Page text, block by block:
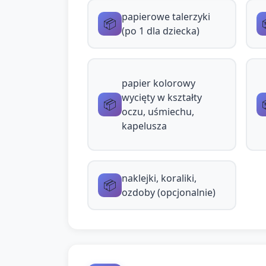
Indywidualne wsparcie i
Dzieci potrzebujące
Zakończenie i
Pochwalenie pracy: podsumuj
📦 papierowe talerzyki
(po 1 dla dziecka)
📦
papier kolorowy
wycięty w kształty
oczu, uśmiechu,
kapelusza
📦 naklejki, koraliki,
ozdoby (opcjonalnie)